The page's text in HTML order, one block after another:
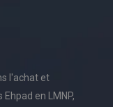
l'achat et
en LMNP,